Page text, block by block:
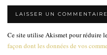
Ce site utilise Akismet pour réduire
façon dont les données de vos